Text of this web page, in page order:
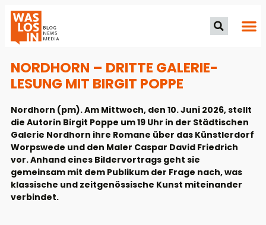
NORDHORN – DRITTE GALERIE-
LESUNG MIT BIRGIT POPPE
Nordhorn (pm). Am Mittwoch, den 10. Juni 2026, stellt
die Autorin Birgit Poppe um 19 Uhr in der Städtischen
Galerie Nordhorn ihre Romane über das Künstlerdorf
Worpswede und den Maler Caspar David Friedrich
vor. Anhand eines Bildervortrags geht sie
gemeinsam mit dem Publikum der Frage nach, was
klassische und zeitgenössische Kunst miteinander
verbindet.